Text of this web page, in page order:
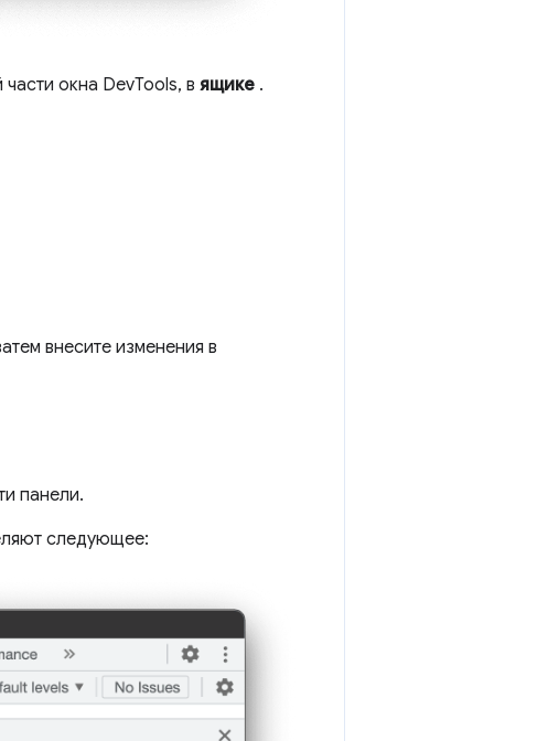
части окна DevTools, в ящике .
внесите изменения в
панели.
следующее: